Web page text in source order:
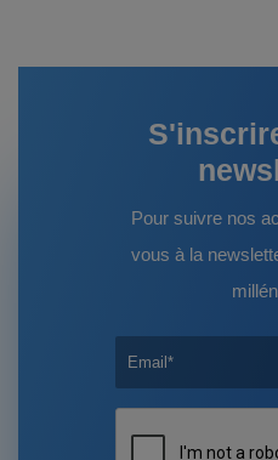
Pour suivre nos
vous à la